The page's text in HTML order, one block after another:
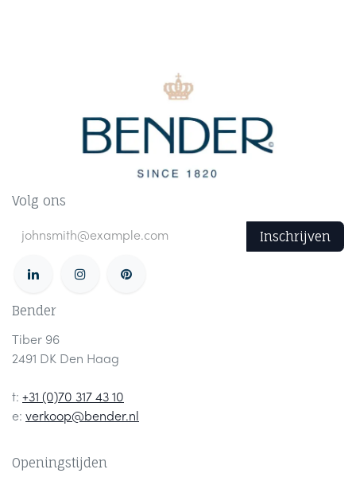
Volg ons
Inschrijven
Bender
Tiber 96
2491 DK Den Haag
t: +31 (0)70 317 43 10
e: verkoop@bender.nl
Openingstijden